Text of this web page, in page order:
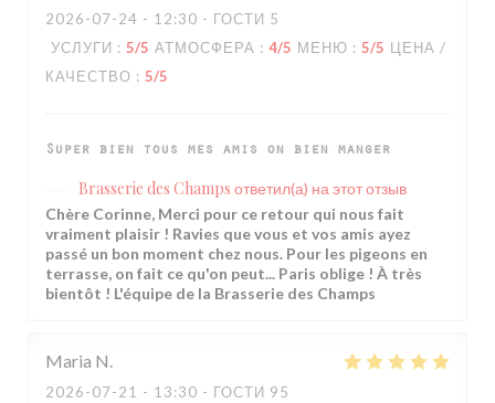
2026-07-24 - 12:30 - ГОСТИ 5
УСЛУГИ : 5/5 АТМОСФЕРА : 4/5 МЕНЮ : 5/5 ЦЕНА /
КАЧЕСТВО : 5/5
Super bien tous mes amis on bien manger
Brasserie des Champs ответил(а) на этот отзыв
Chère Corinne, Merci pour ce retour qui nous fait
vraiment plaisir ! Ravies que vous et vos amis ayez
passé un bon moment chez nous. Pour les pigeons en
terrasse, on fait ce qu'on peut... Paris oblige ! À très
bientôt ! L'équipe de la Brasserie des Champs
Maria N
2026-07-21 - 13:30 - ГОСТИ 95